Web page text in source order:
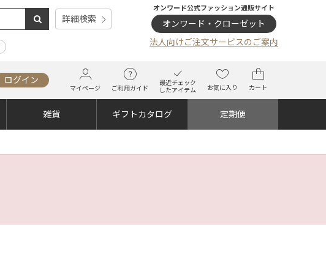
詳細検索
オンワード公式ファッション通販サイト
オンワード・クローゼット
法人向けご注文サービスのご案内
ログイン
マイページ ご利用ガイド
最近チェック
したアイテム
お気に入り カート
雑貨 ギフトカタログ 定期便